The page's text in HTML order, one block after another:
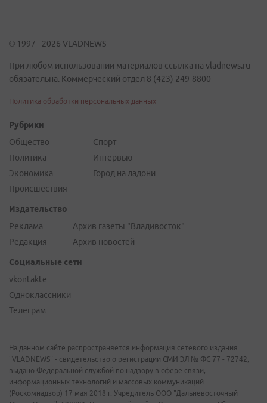
© 1997 - 2026 VLADNEWS
При любом использовании материалов ссылка на vladnews.ru
обязательна. Коммерческий отдел 8 (423) 249-8800
Политика обработки персональных данных
Рубрики
Общество
Политика
Экономика
Происшествия
Спорт
Интервью
Город на ладони
Издательство
Реклама
Редакция
Архив газеты "Владивосток"
Архив новостей
Социальные сети
vkontakte
Одноклассники
Телеграм
На данном сайте распространяется информация сетевого издания
"VLADNEWS" - свидетельство о регистрации СМИ ЭЛ № ФС 77 - 72742,
выдано Федеральной службой по надзору в сфере связи,
информационных технологий и массовых коммуникаций
(Роскомнадзор) 17 мая 2018 г. Учредитель ООО "Дальневосточный